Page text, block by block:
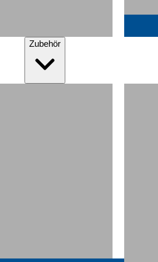
Matratzenauflagen
Zubehör